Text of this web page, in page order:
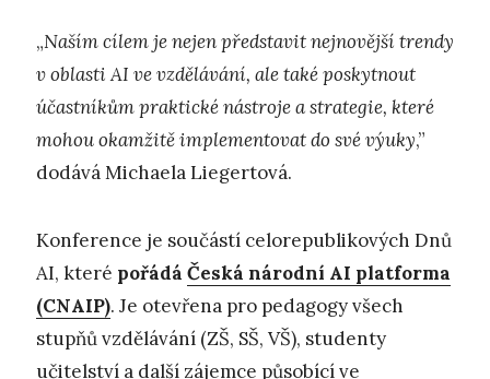
„Naším cílem je nejen představit nejnovější trendy
v oblasti AI ve vzdělávání, ale také poskytnout
účastníkům praktické nástroje a strategie, které
mohou okamžitě implementovat do své výuky,”
dodává Michaela Liegertová.
Konference je součástí celorepublikových Dnů
AI, které pořádá Česká národní AI platforma
(CNAIP). Je otevřena pro pedagogy všech
stupňů vzdělávání (ZŠ, SŠ, VŠ), studenty
učitelství a další zájemce působící ve